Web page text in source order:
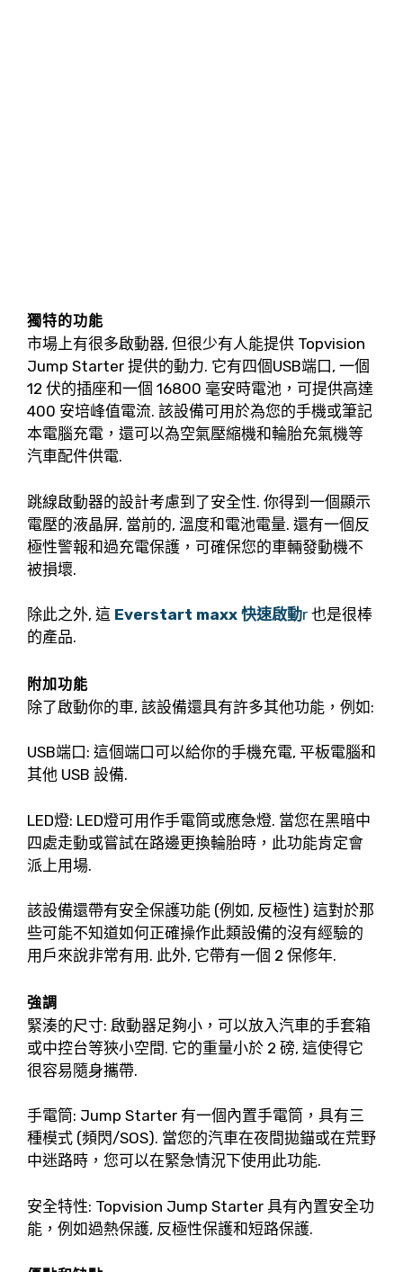
獨特的功能
市場上有很多啟動器, 但很少有人能提供 Topvision
Jump Starter 提供的動力. 它有四個USB端口, 一個
12 伏的插座和一個 16800 毫安時電池，可提供高達
400 安培峰值電流. 該設備可用於為您的手機或筆記
本電腦充電，還可以為空氣壓縮機和輪胎充氣機等
汽車配件供電.
跳線啟動器的設計考慮到了安全性. 你得到一個顯示
電壓的液晶屏, 當前的, 溫度和電池電量. 還有一個反
極性警報和過充電保護，可確保您的車輛發動機不
被損壞.
除此之外, 這 Everstart maxx 快速啟動r 也是很棒
的產品.
附加功能
除了啟動你的車, 該設備還具有許多其他功能，例如:
USB端口: 這個端口可以給你的手機充電, 平板電腦和
其他 USB 設備.
LED燈: LED燈可用作手電筒或應急燈. 當您在黑暗中
四處走動或嘗試在路邊更換輪胎時，此功能肯定會
派上用場.
該設備還帶有安全保護功能 (例如, 反極性) 這對於那
些可能不知道如何正確操作此類設備的沒有經驗的
用戶來說非常有用. 此外, 它帶有一個 2 保修年.
強調
緊湊的尺寸: 啟動器足夠小，可以放入汽車的手套箱
或中控台等狹小空間. 它的重量小於 2 磅, 這使得它
很容易隨身攜帶.
手電筒: Jump Starter 有一個內置手電筒，具有三
種模式 (頻閃/SOS). 當您的汽車在夜間拋錨或在荒野
中迷路時，您可以在緊急情況下使用此功能.
安全特性: Topvision Jump Starter 具有內置安全功
能，例如過熱保護, 反極性保護和短路保護.